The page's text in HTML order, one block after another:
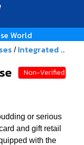
World
/ Integrated ..
Non-Verified
or serious
and gift retail
with the